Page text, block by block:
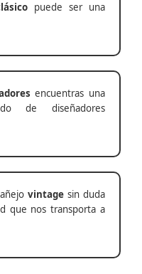
puede ser una
encuentras una
de diseñadores
vintage sin duda
que nos transporta a